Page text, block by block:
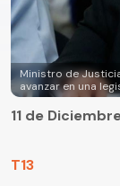
Ministro de
avanzar en una
T13
11 de